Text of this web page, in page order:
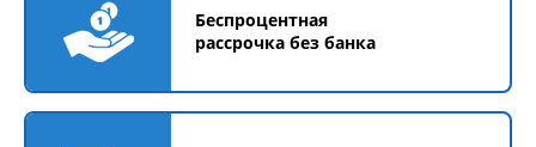
Беспроцентная
рассрочка без банка